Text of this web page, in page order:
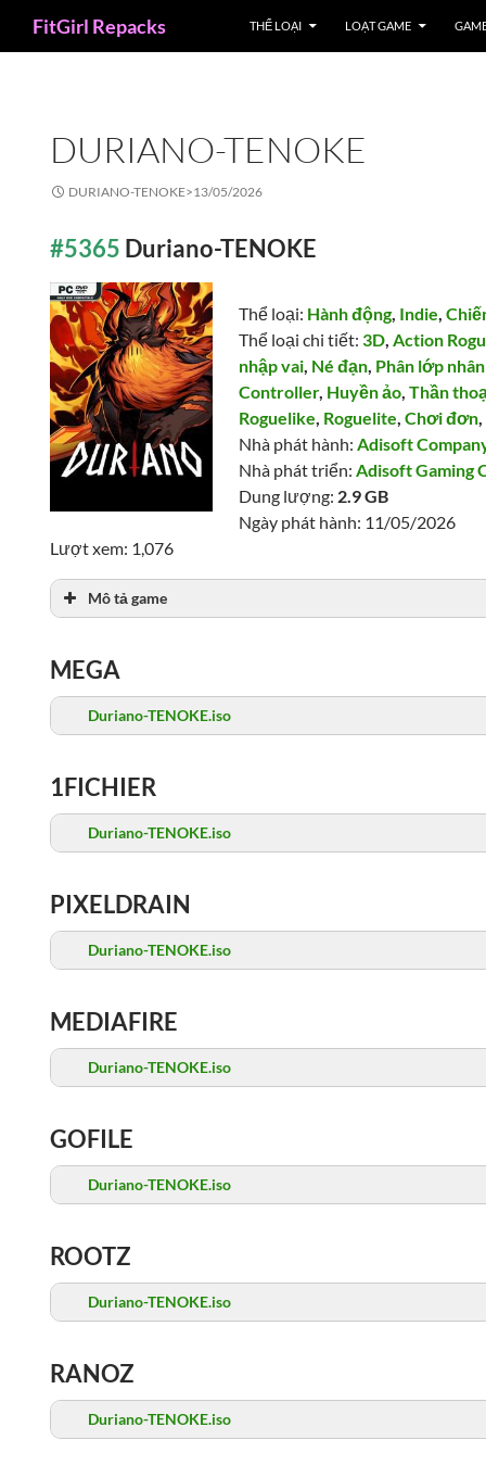
FitGirl Repacks THỂ LOẠI LOẠT GAME
DURIANO-TENOKE
DURIANO-TENOKE>13/05/2026
#5365 Duriano-TENOKE
Thể loại: Hành động, Indie,
Thể loại chi tiết: 3D,Action
nhập vai, Né đạn, Phân lớp
Controller, Huyền ảo,Thần
Roguelike, Roguelite,Chơi đơn,
Nhà phát hành:Adisoft
Nhà phát triển:Adisoft Gaming
Dung lượng: 2.9 GB
Ngày phát hành: 11/05/2026
Lượt xem: 1,076
Mô tả game
MEGA
Duriano-TENOKE.iso
1FICHIER
Duriano-TENOKE.iso
PIXELDRAIN
Duriano-TENOKE.iso
MEDIAFIRE
Duriano-TENOKE.iso
GOFILE
Duriano-TENOKE.iso
ROOTZ
Duriano-TENOKE.iso
RANOZ
Duriano-TENOKE.iso